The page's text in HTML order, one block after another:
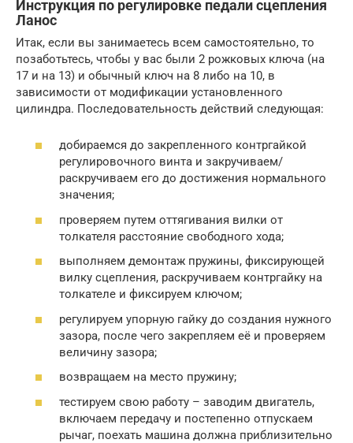
Инструкция по регулировке педали сцепления
Ланос
Итак, если вы занимаетесь всем самостоятельно, то
позаботьтесь, чтобы у вас были 2 рожковых ключа (на
17 и на 13) и обычный ключ на 8 либо на 10, в
зависимости от модификации установленного
цилиндра. Последовательность действий следующая:
добираемся до закрепленного контргайкой
регулировочного винта и закручиваем/
раскручиваем его до достижения нормального
значения;
проверяем путем оттягивания вилки от
толкателя расстояние свободного хода;
выполняем демонтаж пружины, фиксирующей
вилку сцепления, раскручиваем контргайку на
толкателе и фиксируем ключом;
регулируем упорную гайку до создания нужного
зазора, после чего закрепляем её и проверяем
величину зазора;
возвращаем на место пружину;
тестируем свою работу – заводим двигатель,
включаем передачу и постепенно отпускаем
рычаг, поехать машина должна приблизительно